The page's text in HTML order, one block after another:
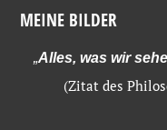
MEINE BILDER
„Alles, was wir
(Zitat des